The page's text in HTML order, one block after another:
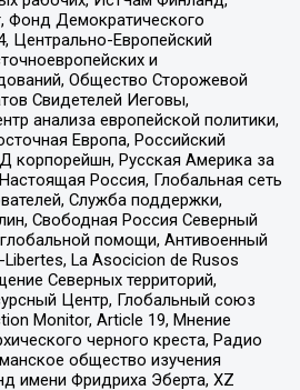
Фонд Демократического
Центрально-Европейский
и
Общество Сторожевой
Свидетелей Иеговы,
анализа европейской политики,
Европа, Российский
корпорейшн, Русская Америка за
Россия, Глобальная сеть
Служба поддержки,
Свободная Россия Северный
помощи, Антивоенный
La Asocicion de Rusos
Северных территорий,
Центр, Глобальный союз
Monitor, Article 19, Мнение
черного креста, Радио
общество изучения
имени Фридриха Эберта, XZ